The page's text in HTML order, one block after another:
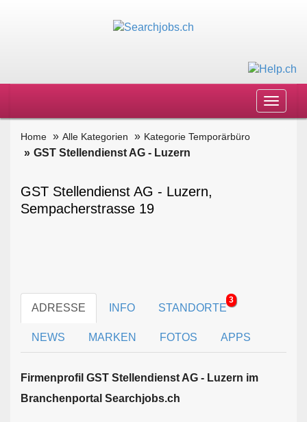
Toggle
Home Alle Kategorien Kategorie Temporärbüro
GST Stellendienst AG - Luzern
GST Stellendienst AG - Luzern,
Sempacherstrasse 19
ADRESSE INFO STANDORTE
3
NEWS MARKEN FOTOS APPS
Firmen­profil GST Stellendienst AG - Luzern im
Branchen­portal Searchjobs.ch